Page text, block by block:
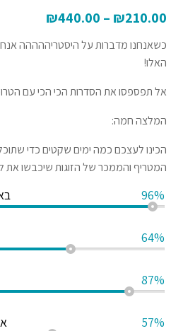
₪210.00
–
₪440.00
כשאנחנו מדברות על היסטריההההה
האלו!
אל תפספסו את הסדרות הכי הכי עם
המלצה חמה:
הכינו לעצכם כמה ימים שקטים כדי
המטריף והממכר של הזוגות שיכבשו את
96%
64%
87%
57%